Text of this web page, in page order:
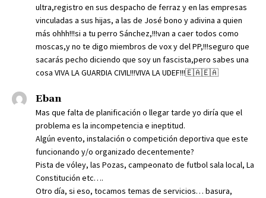
ultra,registro en sus despacho de ferraz y en las empresas
vinculadas a sus hijas, a las de José bono y adivina a quien
más ohhh!!!si a tu perro Sánchez,!!!van a caer todos como
moscas,y no te digo miembros de vox y del PP,!!!seguro que
sacarás pecho diciendo que soy un fascista,pero sabes una
cosa VIVA LA GUARDIA CIVIL!!!VIVA LA UDEF!!!🇪🇦🇪🇦
Eban
Mas que falta de planificación o llegar tarde yo diría que el
problema es la incompetencia e ineptitud.
Algún evento, instalación o competición deportiva que este
funcionando y/o organizado decentemente?
Pista de vóley, las Pozas, campeonato de futbol sala local, La
Constitución etc….
Otro día, si eso, tocamos temas de servicios… basura,